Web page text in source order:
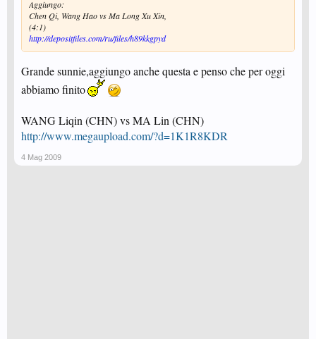
Aggiungo:
Chen Qi, Wang Hao vs Ma Long Xu Xin,
(4:1)
http://depositfiles.com/ru/files/h89kkgpyd
Grande sunnie,aggiungo anche questa e penso che per oggi
abbiamo finito
WANG Liqin (CHN) vs MA Lin (CHN)
http://www.megaupload.com/?d=1K1R8KDR
4 Mag 2009